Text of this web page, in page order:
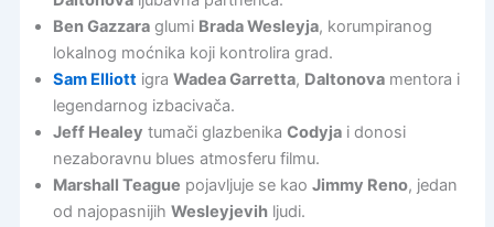
Ben Gazzaraglumi Brada Wesleyja, korumpiranog
lokalnog moćnika koji kontrolira grad.
Sam Elliottigra Wadea Garretta, Daltonovamentora i
legendarnog izbacivača.
Jeff Healey tumači glazbenika Codyjai donosi
nezaboravnu blues atmosferu filmu.
Marshall Teague pojavljuje se kao Jimmy Reno, jedan
od najopasnijih Wesleyjevihljudi.